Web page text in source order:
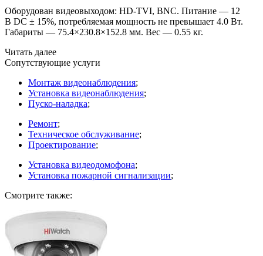
Оборудован видеовыходом: HD-TVI, BNC. Питание — 12
В DC ± 15%, потребляемая мощность не превышает 4.0 Вт.
Габариты — 75.4×230.8×152.8 мм. Вес — 0.55 кг.
Читать далее
Сопутствующие услуги
Монтаж видеонаблюдения;
Установка видеонаблюдения;
Пуско-наладка;
Ремонт;
Техническое обслуживание;
Проектирование;
Установка видеодомофона;
Установка пожарной сигнализации;
Смотрите также: